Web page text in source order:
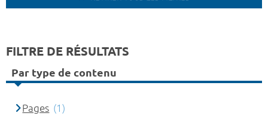
FILTRE DE RÉSULTATS
Par type de contenu
Pages (1)